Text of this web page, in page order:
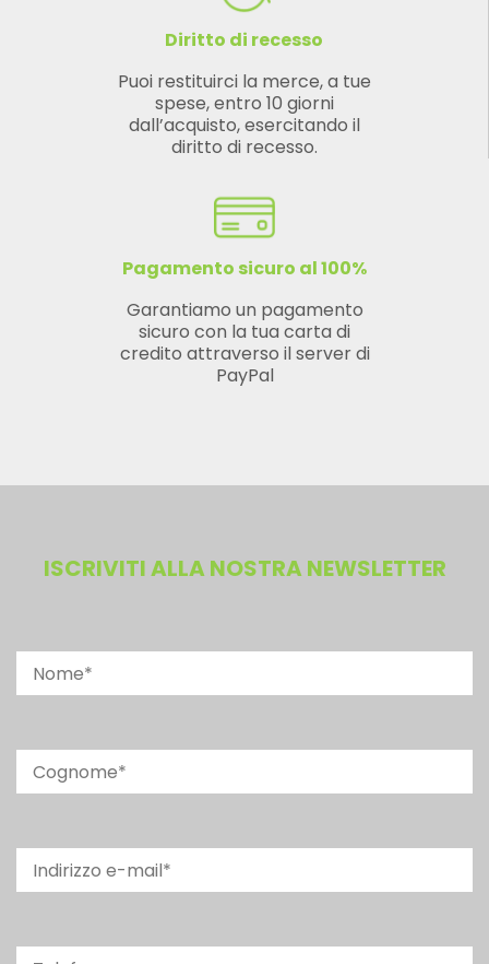
Diritto di recesso
Puoi restituirci la merce, a tue
spese, entro 10 giorni
dall’acquisto, esercitando il
diritto di recesso.
Pagamento sicuro al 100%
Garantiamo un pagamento
sicuro con la tua carta di
credito attraverso il server di
PayPal
ISCRIVITI ALLA NOSTRA NEWSLETTER